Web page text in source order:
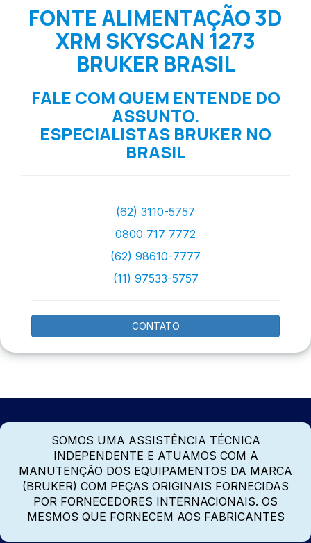
FONTE ALIMENTAÇÃO 3D
XRM SKYSCAN 1273
BRUKER BRASIL
FALE COM QUEM ENTENDE DO
ASSUNTO.
ESPECIALISTAS BRUKER NO
BRASIL
(62) 3110-5757
0800 717 7772
(62) 98610-7777
(11) 97533-5757
CONTATO
SOMOS UMA ASSISTÊNCIA TÉCNICA
INDEPENDENTE E ATUAMOS COM A
MANUTENÇÃO DOS EQUIPAMENTOS DA MARCA
(BRUKER) COM PEÇAS ORIGINAIS FORNECIDAS
POR FORNECEDORES INTERNACIONAIS. OS
MESMOS QUE FORNECEM AOS FABRICANTES